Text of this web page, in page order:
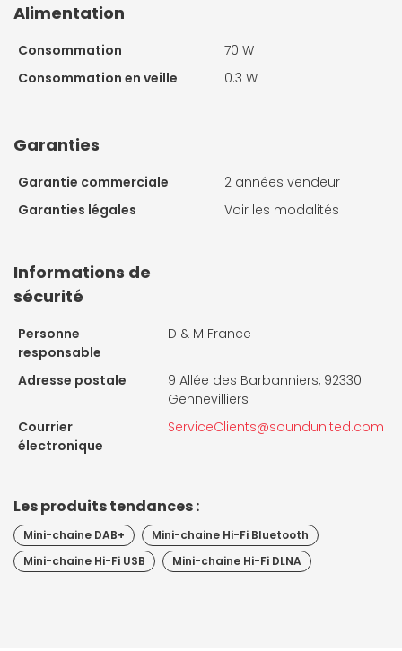
Alimentation
Consommation
70 W
Consommation en veille
0.3 W
Garanties
Garantie commerciale
2 années vendeur
Garanties légales
Voir les modalités
Informations de
sécurité
Personne
responsable
D & M France
Adresse postale
9 Allée des Barbanniers, 92330
Gennevilliers
Courrier
électronique
ServiceClients@soundunited.com
Les produits tendances :
Mini-chaine DAB+
Mini-chaine Hi-Fi Bluetooth
Mini-chaine Hi-Fi USB
Mini-chaine Hi-Fi DLNA